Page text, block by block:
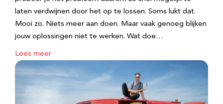
laten verdwijnen door het op te lossen. Soms lukt dat.
Mooi zo. Niets meer aan doen. Maar vaak genoeg blijken
jouw oplossingen niet te werken. Wat doe…
Lees meer